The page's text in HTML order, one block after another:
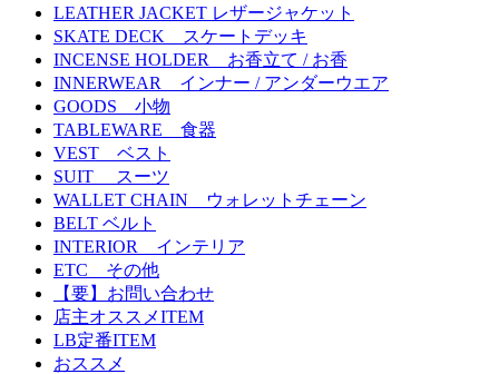
LEATHER JACKET レザージャケット
SKATE DECK スケートデッキ
INCENSE HOLDER お香立て / お香
INNERWEAR インナー / アンダーウエア
GOODS 小物
TABLEWARE 食器
VEST ベスト
SUIT スーツ
WALLET CHAIN ウォレットチェーン
BELT ベルト
INTERIOR インテリア
ETC その他
【要】お問い合わせ
店主オススメITEM
LB定番ITEM
おススメ